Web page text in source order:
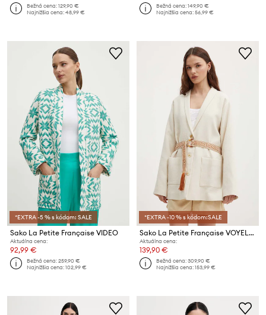
Bežná cena:129,90 €
Najnižšia cena:48,99 €
Bežná cena:149,90 €
Najnižšia cena:56,99 €
*EXTRA -5 % s kódom: SALE
Sako La Petite Française VIDEO
Aktuálna cena:
92,99 €
Bežná cena:259,90 €
Najnižšia cena:102,99 €
*EXTRA -10 % s kódom:SALE
Sako La Petite Française VOYELLE
Aktuálna cena:
139,90 €
Bežná cena:309,90 €
Najnižšia cena:153,99 €